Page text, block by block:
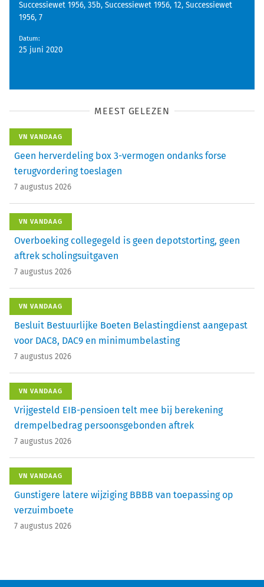
Successiewet 1956, 35b, Successiewet 1956, 12, Successiewet
1956, 7
Datum:
25 juni 2020
MEEST GELEZEN
VN VANDAAG
Geen herverdeling box 3-vermogen ondanks forse
terugvordering toeslagen
7 augustus 2026
VN VANDAAG
Overboeking collegegeld is geen depotstorting, geen
aftrek scholingsuitgaven
7 augustus 2026
VN VANDAAG
Besluit Bestuurlijke Boeten Belastingdienst aangepast
voor DAC8, DAC9 en minimumbelasting
7 augustus 2026
VN VANDAAG
Vrijgesteld EIB-pensioen telt mee bij berekening
drempelbedrag persoonsgebonden aftrek
7 augustus 2026
VN VANDAAG
Gunstigere latere wijziging BBBB van toepassing op
verzuimboete
7 augustus 2026